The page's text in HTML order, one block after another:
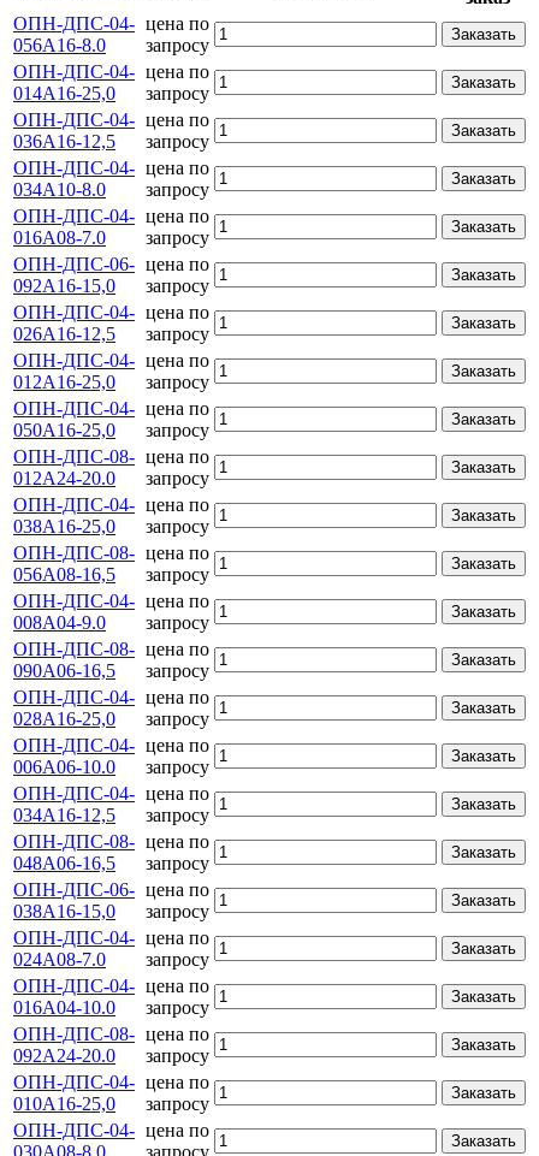
ОПН-ДПС-04-
056А16-8.0
цена по
запросу
Заказать
ОПН-ДПС-04-
014А16-25,0
цена по
запросу
Заказать
ОПН-ДПС-04-
036А16-12,5
цена по
запросу
Заказать
ОПН-ДПС-04-
034А10-8.0
цена по
запросу
Заказать
ОПН-ДПС-04-
016А08-7.0
цена по
запросу
Заказать
ОПН-ДПС-06-
092А16-15,0
цена по
запросу
Заказать
ОПН-ДПС-04-
026А16-12,5
цена по
запросу
Заказать
ОПН-ДПС-04-
012А16-25,0
цена по
запросу
Заказать
ОПН-ДПС-04-
050А16-25,0
цена по
запросу
Заказать
ОПН-ДПС-08-
012А24-20.0
цена по
запросу
Заказать
ОПН-ДПС-04-
038А16-25,0
цена по
запросу
Заказать
ОПН-ДПС-08-
056А08-16,5
цена по
запросу
Заказать
ОПН-ДПС-04-
008А04-9.0
цена по
запросу
Заказать
ОПН-ДПС-08-
090А06-16,5
цена по
запросу
Заказать
ОПН-ДПС-04-
028А16-25,0
цена по
запросу
Заказать
ОПН-ДПС-04-
006А06-10.0
цена по
запросу
Заказать
ОПН-ДПС-04-
034А16-12,5
цена по
запросу
Заказать
ОПН-ДПС-08-
048А06-16,5
цена по
запросу
Заказать
ОПН-ДПС-06-
038А16-15,0
цена по
запросу
Заказать
ОПН-ДПС-04-
024А08-7.0
цена по
запросу
Заказать
ОПН-ДПС-04-
016А04-10.0
цена по
запросу
Заказать
ОПН-ДПС-08-
092А24-20.0
цена по
запросу
Заказать
ОПН-ДПС-04-
010А16-25,0
цена по
запросу
Заказать
ОПН-ДПС-04-
030А08-8.0
цена по
запросу
Заказать